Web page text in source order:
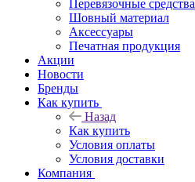
Перевязочные средства
Шовный материал
Аксессуары
Печатная продукция
Акции
Новости
Бренды
Как купить
Назад
Как купить
Условия оплаты
Условия доставки
Компания